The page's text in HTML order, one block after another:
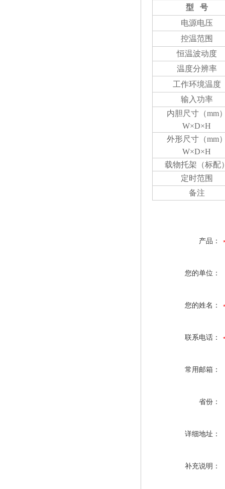
型
号
电源电压
控温范围
恒温波动度
温度分辨率
工作环境温度
输入功率
内胆尺寸（mm
W×D×H
外形尺寸（mm
W×D×H
载物托架（标配
定时范围
备注
产品：
您的单位：
您的姓名：
联系电话：
常用邮箱：
省份：
详细地址：
补充说明：